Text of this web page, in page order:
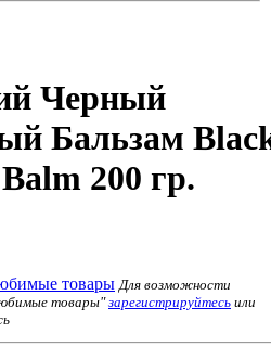
Черный
Бальзам
200 гр.
товары Для возможности
товары"зарегистрируйтесь или